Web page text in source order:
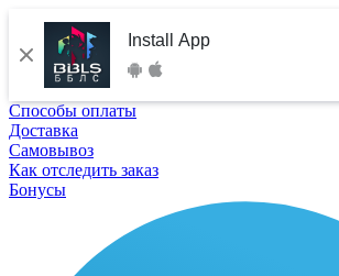
Install App
Способы оплаты
Доставка
Самовывоз
Как отследить заказ
Бонусы